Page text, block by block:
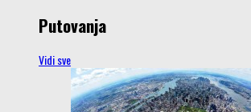
Putovanja
Vidi sve